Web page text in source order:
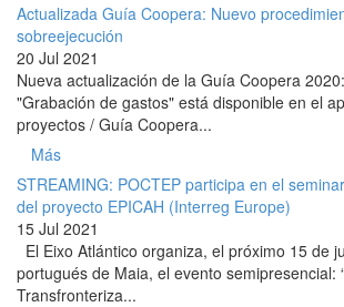
Actualizada Guía Coopera: Nuevo
sobreejecución
20 Jul 2021
Nueva actualización de la Guía Coopera
"Grabación de gastos" está disponible en el
proyectos / Guía Coopera...
Más
STREAMING: POCTEP participa en el
del proyecto EPICAH (Interreg Europe)
15 Jul 2021
El Eixo Atlántico organiza, el próximo 15 de
portugués de Maia, el evento semipresencial:
Transfronteriza...